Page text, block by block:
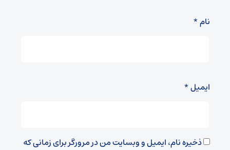
نام*
ایمیل*
ذخیره نام، ایمیل و وبسایت من در مرورگر برای زمانی که